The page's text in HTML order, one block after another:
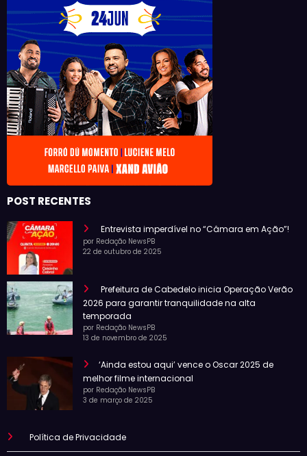
POST RECENTES
Entrevista imperdível no “Câmara em Ação”!
por Redação NewsPB
22 de outubro de 2025
Prefeitura de Cabedelo inicia Operação Verão
2026 para garantir tranquilidade na alta
temporada
por Redação NewsPB
13 de novembro de 2025
‘Ainda estou aqui’ vence o Oscar 2025 de
melhor filme internacional
por Redação NewsPB
3 de março de 2025
Política de Privacidade